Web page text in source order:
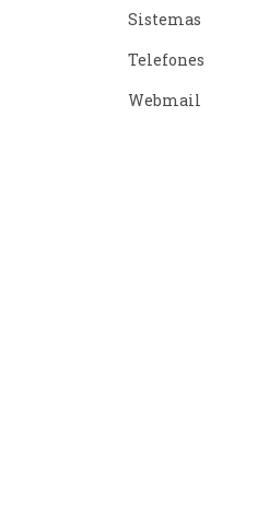
Sistemas
Telefones
Webmail